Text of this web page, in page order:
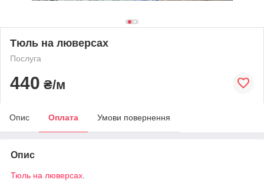
Тюль на люверсах
Послуга
440 ₴/м
Опис Оплата Умови повернення
Опис
Тюль на люверсах